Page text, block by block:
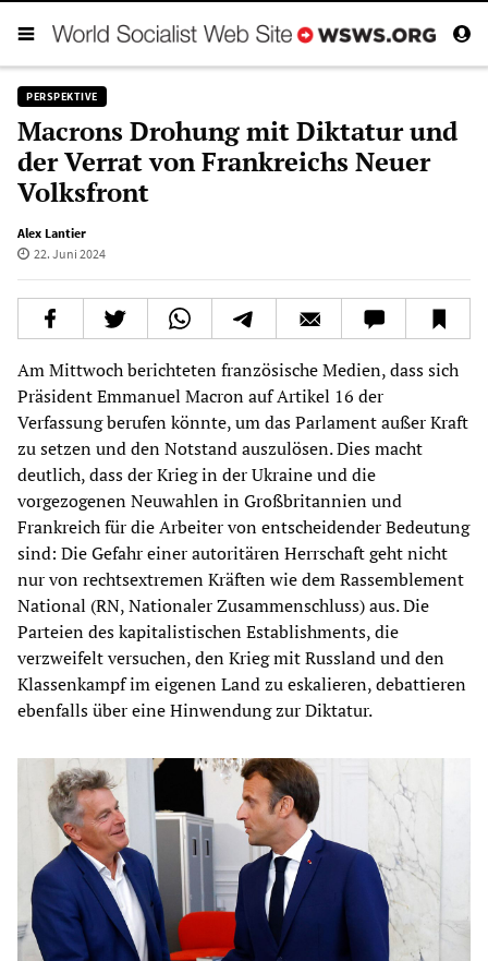
PERSPEKTIVE
Macrons Drohung mit Diktatur und
der Verrat von Frankreichs Neuer
Volksfront
Alex Lantier
22. Juni 2024
Am Mittwoch berichteten französische Medien, dass sich
Präsident Emmanuel Macron auf Artikel 16 der
Verfassung berufen könnte, um das Parlament außer Kraft
zu setzen und den Notstand auszulösen. Dies macht
deutlich, dass der Krieg in der Ukraine und die
vorgezogenen Neuwahlen in Großbritannien und
Frankreich für die Arbeiter von entscheidender Bedeutung
sind: Die Gefahr einer autoritären Herrschaft geht nicht
nur von rechtsextremen Kräften wie dem Rassemblement
National (RN, Nationaler Zusammenschluss) aus. Die
Parteien des kapitalistischen Establishments, die
verzweifelt versuchen, den Krieg mit Russland und den
Klassenkampf im eigenen Land zu eskalieren, debattieren
ebenfalls über eine Hinwendung zur Diktatur.